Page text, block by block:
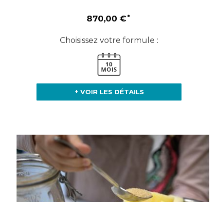
870,00 €
Choisissez votre formule :
+ VOIR LES DÉTAILS